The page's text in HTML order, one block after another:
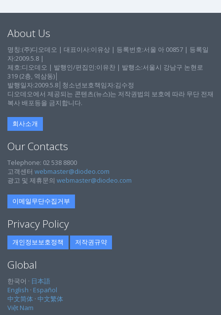
About Us
명칭:(주)디오데오 | 대표이사:이유상 | 등록번호:서울 아 00857 | 등록일
자:2009.5.8 |
제호:디오데오 | 발행인/편집인:이유찬 | 발행소:서울시 강남구 논현로
319 (2층, 역삼동)│
발행일자:2009.5.8│청소년보호책임자:김수정
디오데오에서 제공되는 콘텐츠(뉴스)는 저작권법의 보호에 따라 무단 전재
복사 배포등을 금지합니다.
회사소개
Our Contacts
Telephone: 02 538 8800
고객센터 webmaster@diodeo.com
광고 및 제휴문의 webmaster@diodeo.com
이메일무단수집거부
Privacy Policy
개인정보보호정책 저작권규약
Global
한국어 · 日本語
English · Español
中文简体 · 中文繁体
Việt Nam